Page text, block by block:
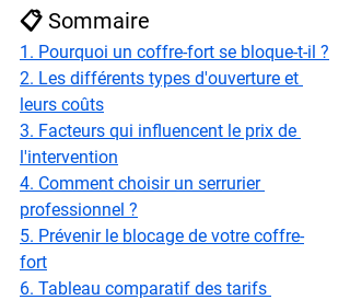
📋 Sommaire
1. Pourquoi un coffre-fort se bloque-t-il ?
2. Les différents types d'ouverture et
leurs coûts
3. Facteurs qui influencent le prix de
l'intervention
4. Comment choisir un serrurier
professionnel ?
5. Prévenir le blocage de votre coffre-
fort
6. Tableau comparatif des tarifs